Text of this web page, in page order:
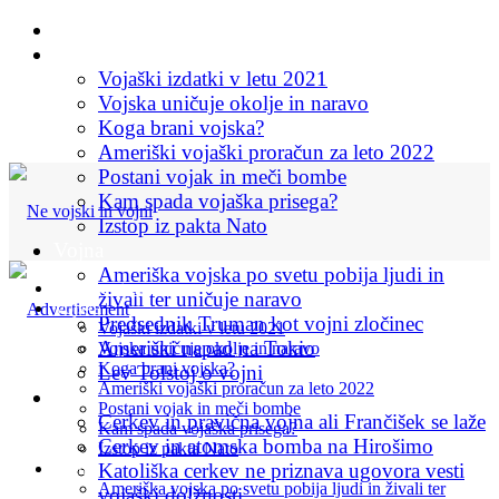
Vojaški izdatki v letu 2021
Vojska uničuje okolje in naravo
Koga brani vojska?
Ameriški vojaški proračun za leto 2022
Postani vojak in meči bombe
Kam spada vojaška prisega?
Izstop iz pakta Nato
Ameriška vojska po svetu pobija ljudi in
živali ter uničuje naravo
Predsednik Truman kot vojni zločinec
Ameriški napad na Tokio
Lev Tolstoj o vojni
Cerkev in vojna
Cerkev in pravična vojna ali Frančišek se laže
Cerkev in atomska bomba na Hirošimo
Katoliška cerkev ne priznava ugovora vesti
Začetna stran
Vojska
Vojaški izdatki v letu 2021
Vojska uničuje okolje in naravo
Koga brani vojska?
Ameriški vojaški proračun za leto 2022
Postani vojak in meči bombe
Kam spada vojaška prisega?
Izstop iz pakta Nato
Vojna
Ameriška vojska po svetu pobija ljudi in živali ter